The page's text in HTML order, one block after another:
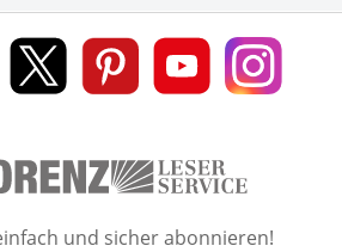
Lorenz
Leserservice
Lorenz
Leserservice
Lorenz
Leserservice
Lorenz
50 Lesefreude im Abo Jahre
und sicher abonnieren!